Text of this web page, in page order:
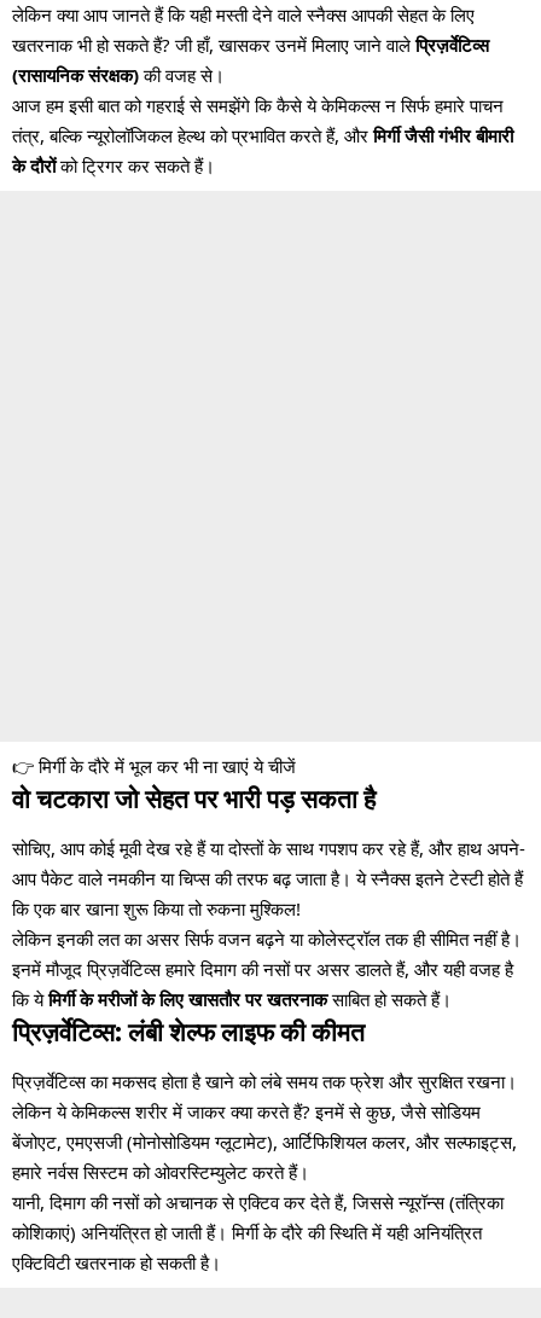
लेकिन क्या आप जानते हैं कि यही मस्ती देने वाले स्नैक्स आपकी सेहत के लिए
खतरनाक भी हो सकते हैं? जी हाँ, खासकर उनमें मिलाए जाने वालेप्रिज़र्वेटिव्स
(रासायनिक संरक्षक)की वजह से।
आज हम इसी बात को गहराई से समझेंगे कि कैसे ये केमिकल्स न सिर्फ हमारे पाचन
तंत्र, बल्कि न्यूरोलॉजिकल हेल्थ को प्रभावित करते हैं, औरमिर्गी जैसी गंभीर बीमारी
के दौरोंको ट्रिगर कर सकते हैं।
👉 मिर्गी के दौरे में भूल कर भी ना खाएं ये चीजें
वो चटकारा जो सेहत पर भारी पड़ सकता है
सोचिए, आप कोई मूवी देख रहे हैं या दोस्तों के साथ गपशप कर रहे हैं, और हाथ अपने-
आप पैकेट वाले नमकीन या चिप्स की तरफ बढ़ जाता है। ये स्नैक्स इतने टेस्टी होते हैं
कि एक बार खाना शुरू किया तो रुकना मुश्किल!
लेकिन इनकी लत का असर सिर्फ वजन बढ़ने या कोलेस्ट्रॉल तक ही सीमित नहीं है।
इनमें मौजूद प्रिज़र्वेटिव्स हमारे दिमाग की नसों पर असर डालते हैं, और यही वजह है
कि येमिर्गी के मरीजों के लिए खासतौर पर खतरनाकसाबित हो सकते हैं।
प्रिज़र्वेटिव्स: लंबी शेल्फ लाइफ की कीमत
प्रिज़र्वेटिव्स का मकसद होता है खाने को लंबे समय तक फ्रेश और सुरक्षित रखना।
लेकिन ये केमिकल्स शरीर में जाकर क्या करते हैं? इनमें से कुछ, जैसे सोडियम
बेंजोएट, एमएसजी (मोनोसोडियम ग्लूटामेट), आर्टिफिशियल कलर, और सल्फाइट्स,
हमारे नर्वस सिस्टम को ओवरस्टिम्युलेट करते हैं।
यानी, दिमाग की नसों को अचानक से एक्टिव कर देते हैं, जिससे न्यूरॉन्स (तंत्रिका
कोशिकाएं) अनियंत्रित हो जाती हैं। मिर्गी के दौरे की स्थिति में यही अनियंत्रित
एक्टिविटी खतरनाक हो सकती है।